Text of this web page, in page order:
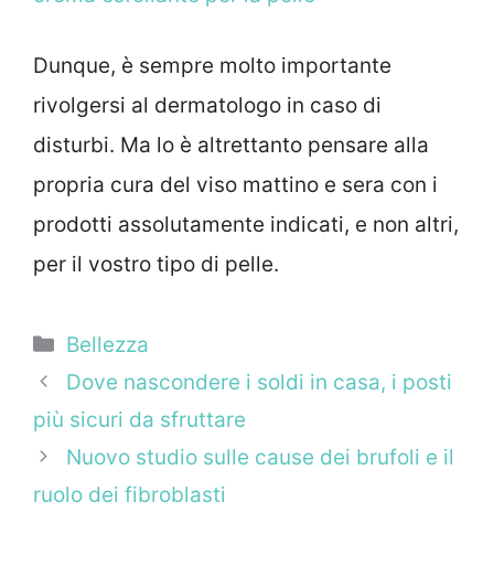
Dunque, è sempre molto importante
rivolgersi al dermatologo in caso di
disturbi. Ma lo è altrettanto pensare alla
propria cura del viso mattino e sera con i
prodotti assolutamente indicati, e non altri,
per il vostro tipo di pelle.
Categorie
Bellezza
Dove nascondere i soldi in casa, i posti
più sicuri da sfruttare
Nuovo studio sulle cause dei brufoli e il
ruolo dei fibroblasti